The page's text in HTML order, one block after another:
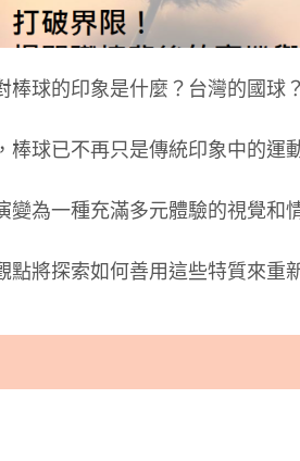
球的印象是什麼？台灣的國球
棒球已不再只是傳統印象中的運
變為一種充滿多元體驗的視覺和
點將探索如何善用這些特質來重